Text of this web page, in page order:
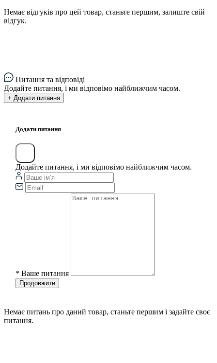
Немає відгуків про цей товар, станьте першим, залиште свій
відгук.
Питання та відповіді
Додайте питання, і ми відповімо найближчим часом.
+ Додати питання
Додати питання
Додайте питання, і ми відповімо найближчим часом.
* Ваше питання
Продовжити
Немає питань про даний товар, станьте першим і задайте своє
питання.